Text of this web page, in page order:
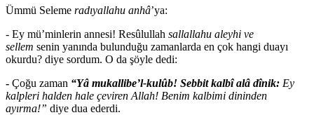
Ümmü Seleme radıyallahu anhâ’ya:
- Ey mü’minlerin annesi! Resûlullah sallallahu aleyhi ve
sellem senin yanında bulunduğu zamanlarda en çok hangi duayı
okurdu? diye sordum. O da şöyle dedi:
- Çoğu zaman “Yâ mukallibe’l-kulûb! Sebbit kalbî alâ dînik: Ey
kalpleri halden hale çeviren Allah! Benim kalbimi dininden
ayırma!” diye dua ederdi.